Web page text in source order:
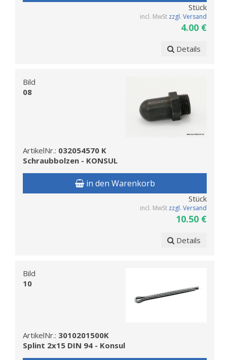
Stück
incl. MwSt zzgl. Versand
4.00 €
Details
Bild
08
ArtikelNr.: 032054570 K
Schraubbolzen - KONSUL
in den Warenkorb
Stück
incl. MwSt zzgl. Versand
10.50 €
Details
Bild
10
ArtikelNr.: 3010201500K
Splint 2x15 DIN 94 - Konsul